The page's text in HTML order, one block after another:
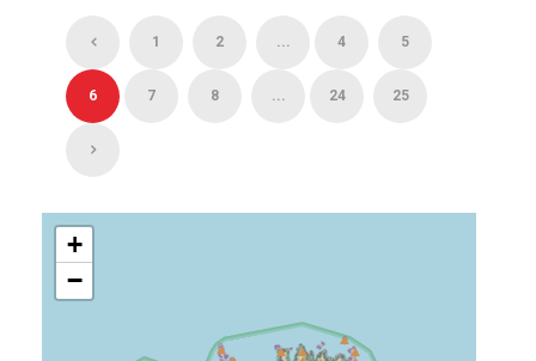
1 2 ... 4 5
6 7 8 ... 24 25
+
−